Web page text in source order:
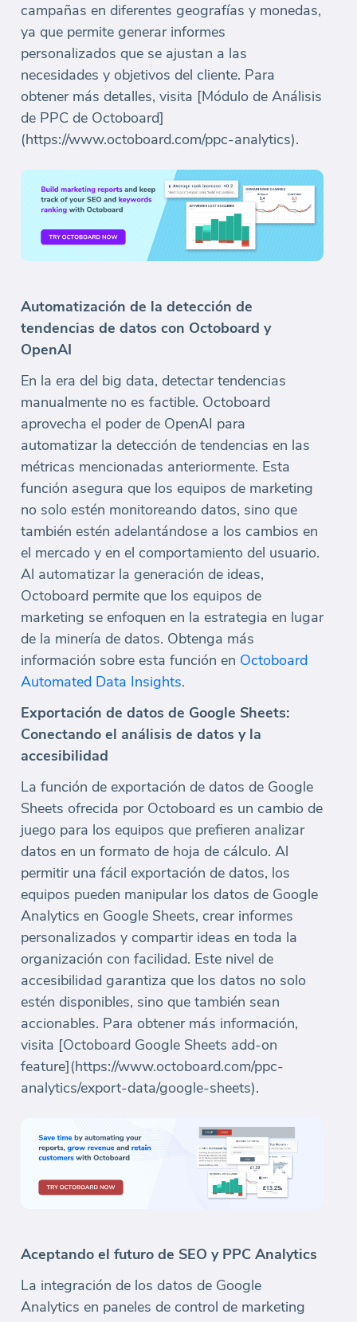
campañas en diferentes geografías y monedas,
ya que permite generar informes
personalizados que se ajustan a las
necesidades y objetivos del cliente. Para
obtener más detalles, visita [Módulo de Análisis
de PPC de Octoboard]
(https://www.octoboard.com/ppc-analytics).
Automatización de la detección de
tendencias de datos con Octoboard y
OpenAI
En la era del big data, detectar tendencias
manualmente no es factible. Octoboard
aprovecha el poder de OpenAI para
automatizar la detección de tendencias en las
métricas mencionadas anteriormente. Esta
función asegura que los equipos de marketing
no solo estén monitoreando datos, sino que
también estén adelantándose a los cambios en
el mercado y en el comportamiento del usuario.
Al automatizar la generación de ideas,
Octoboard permite que los equipos de
marketing se enfoquen en la estrategia en lugar
de la minería de datos. Obtenga más
información sobre esta función en Octoboard
Automated Data Insights.
Exportación de datos de Google Sheets:
Conectando el análisis de datos y la
accesibilidad
La función de exportación de datos de Google
Sheets ofrecida por Octoboard es un cambio de
juego para los equipos que prefieren analizar
datos en un formato de hoja de cálculo. Al
permitir una fácil exportación de datos, los
equipos pueden manipular los datos de Google
Analytics en Google Sheets, crear informes
personalizados y compartir ideas en toda la
organización con facilidad. Este nivel de
accesibilidad garantiza que los datos no solo
estén disponibles, sino que también sean
accionables. Para obtener más información,
visita [Octoboard Google Sheets add-on
feature](https://www.octoboard.com/ppc-
analytics/export-data/google-sheets).
Aceptando el futuro de SEO y PPC Analytics
La integración de los datos de Google
Analytics en paneles de control de marketing